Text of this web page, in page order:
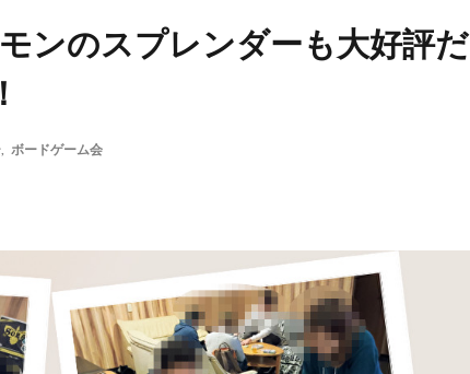
ンのスプレンダーも大好評だ
, ボードゲーム会